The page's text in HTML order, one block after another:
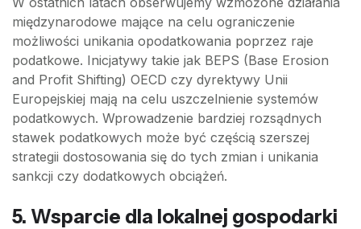
międzynarodowe mające na celu ograniczenie
możliwości unikania opodatkowania poprzez raje
podatkowe. Inicjatywy takie jak BEPS (Base Erosion
and Profit Shifting) OECD czy dyrektywy Unii
Europejskiej mają na celu uszczelnienie systemów
podatkowych. Wprowadzenie bardziej rozsądnych
stawek podatkowych może być częścią szerszej
strategii dostosowania się do tych zmian i unikania
sankcji czy dodatkowych obciążeń.
5. Wsparcie dla lokalnej gospodarki